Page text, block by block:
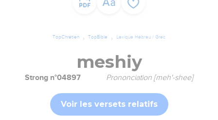
TopChrétien TopBible Lexique Hébreu / Grec
meshiy
Strong n°04897 Prononciation [meh'-shee]
Voir les versets relatifs